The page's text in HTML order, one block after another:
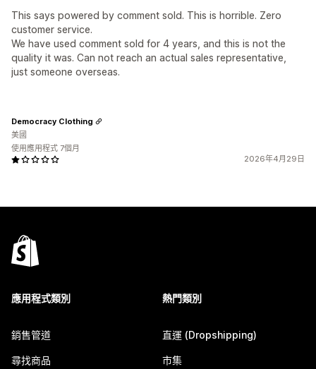
This says powered by comment sold. This is horrible. Zero
customer service.
We have used comment sold for 4 years, and this is not the
quality it was. Can not reach an actual sales representative,
just someone overseas.
2026年4月29日
Democracy Clothing
美國
使用應用程式 7個月
應用程式類別
銷售管道
尋找商品
熱門類別
直運 (Dropshipping)
市集